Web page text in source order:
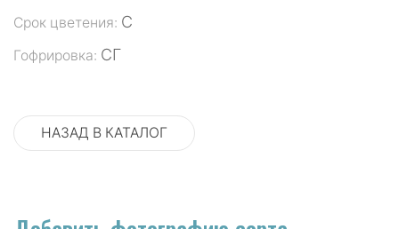
Срок цветения: С
Гофрировка: СГ
НАЗАД В КАТАЛОГ